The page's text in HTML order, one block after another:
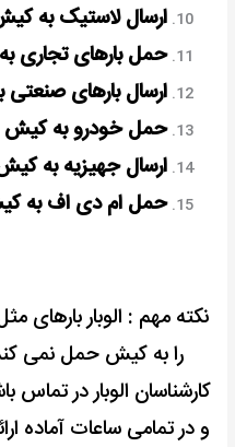
ارسال لاستیک به
حمل بارهای تجاری
ارسال بارهای
حمل خودرو به کیش
ارسال جهیزیه به
حمل ام دی اف به
نکته مهم : الوبار بارهای
را به کیش حمل نمی
کارشناسان الوبار در تماس
و در تمامی ساعات آماده